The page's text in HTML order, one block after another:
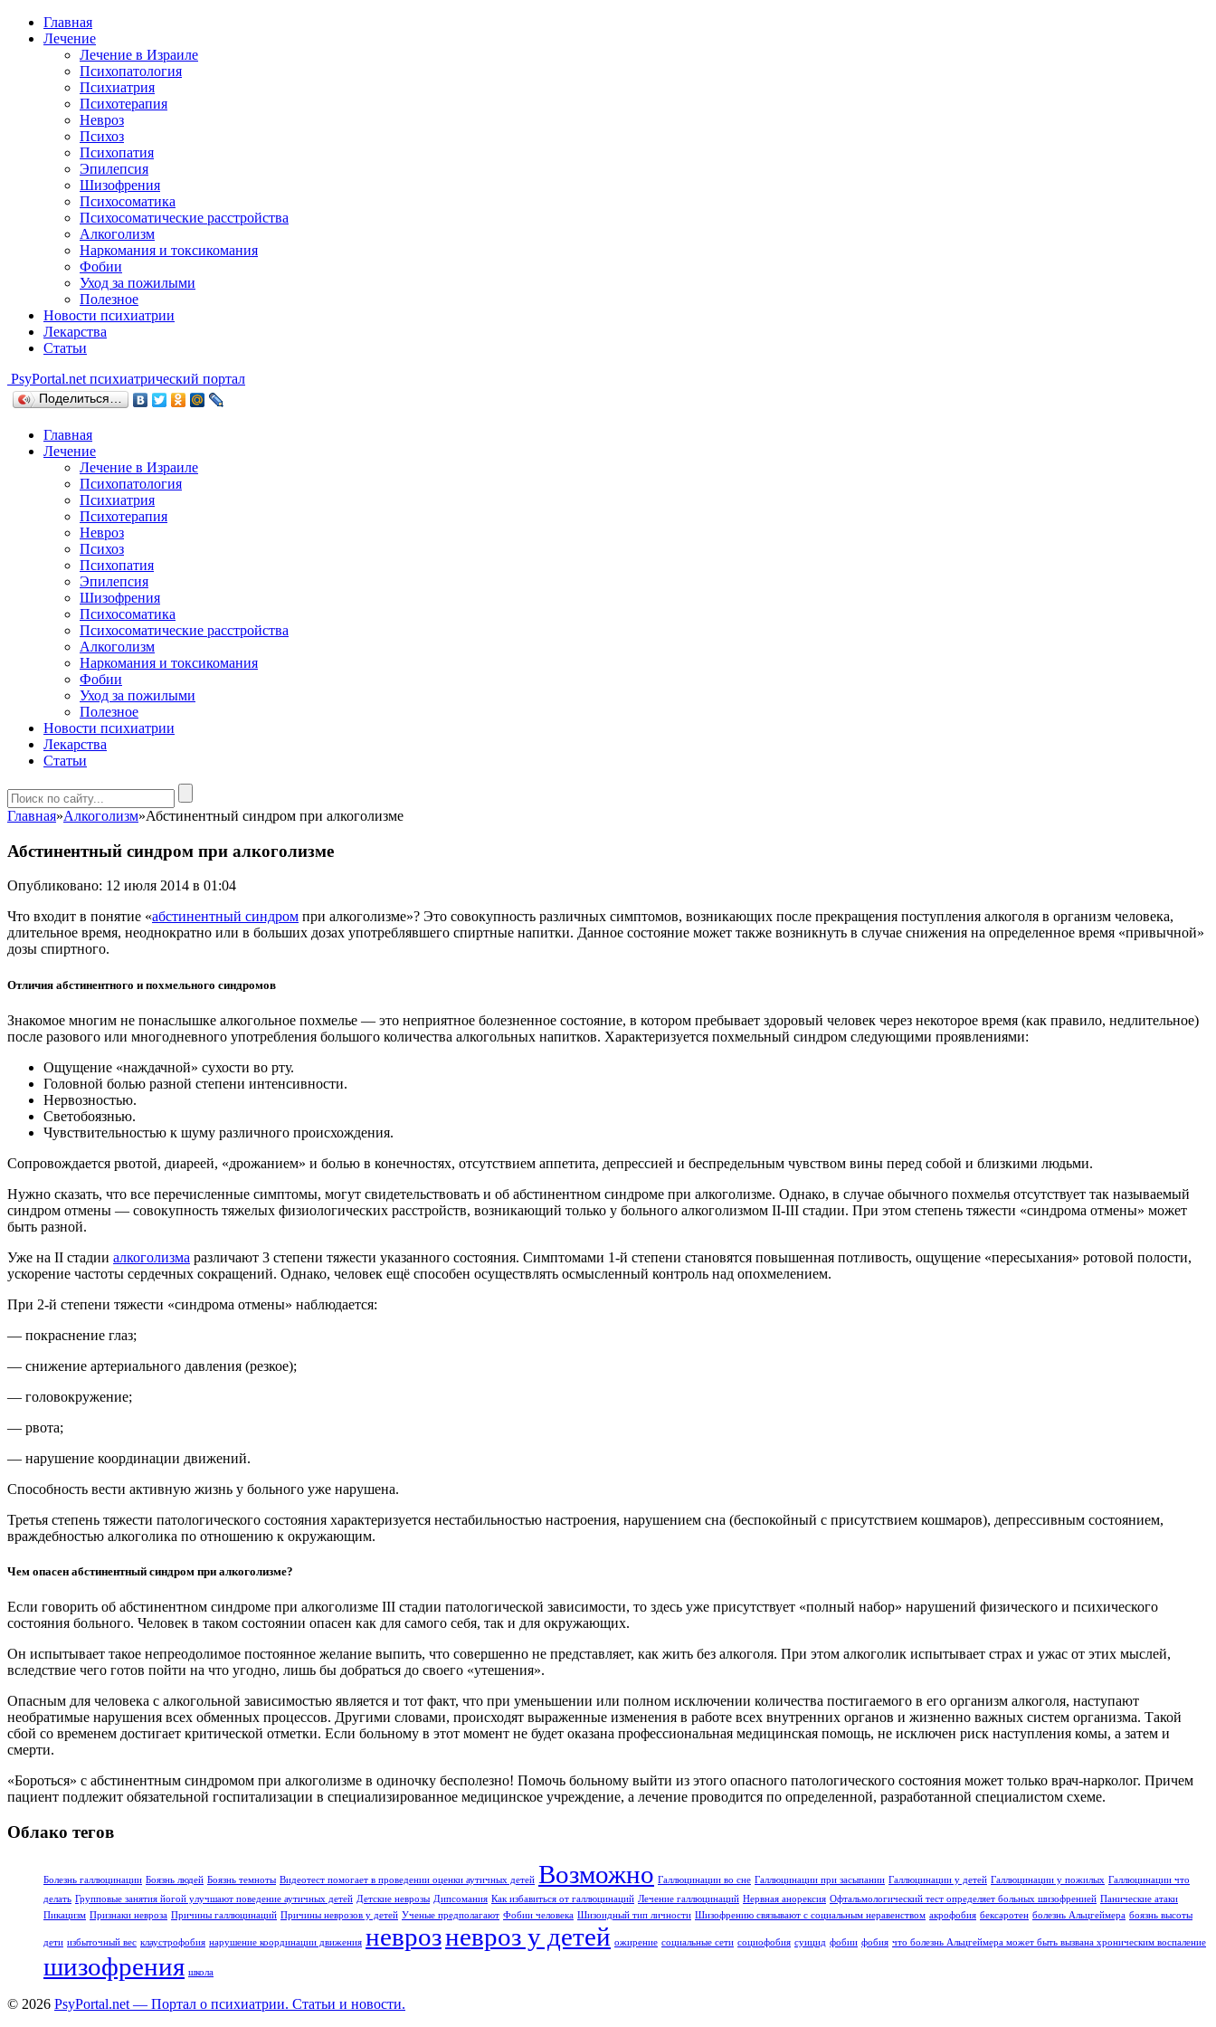
Главная
Лечение
Лечение в Израиле
Психопатология
Психиатрия
Психотерапия
Невроз
Психоз
Психопатия
Эпилепсия
Шизофрения
Психосоматика
Психосоматические расстройства
Алкоголизм
Наркомания и токсикомания
Фобии
Уход за пожилыми
Полезное
Новости психиатрии
Лекарства
Статьи
PsyPortal.net психиатрический портал
Поделиться…
Главная
Лечение
Лечение в Израиле
Психопатология
Психиатрия
Психотерапия
Невроз
Психоз
Психопатия
Эпилепсия
Шизофрения
Психосоматика
Психосоматические расстройства
Алкоголизм
Наркомания и токсикомания
Фобии
Уход за пожилыми
Полезное
Новости психиатрии
Лекарства
Статьи
Главная»Алкоголизм»Абстинентный синдром при алкоголизме
Абстинентный синдром при алкоголизме
Опубликовано: 12 июля 2014 в 01:04
Что входит в понятие «абстинентный синдром при алкоголизме»? Это совокупность различных симптомов, возникающих после прекращения поступления алкоголя в организм человека,
длительное время, неоднократно или в больших дозах употреблявшего спиртные напитки. Данное состояние может также возникнуть в случае снижения на определенное время «привычной»
дозы спиртного.
Отличия абстинентного и похмельного синдромов
Знакомое многим не понаслышке алкогольное похмелье — это неприятное болезненное состояние, в котором пребывает здоровый человек через некоторое время (как правило, недлительное)
после разового или многодневного употребления большого количества алкогольных напитков. Характеризуется похмельный синдром следующими проявлениями:
Ощущение «наждачной» сухости во рту.
Головной болью разной степени интенсивности.
Нервозностью.
Светобоязнью.
Чувствительностью к шуму различного происхождения.
Сопровождается рвотой, диареей, «дрожанием» и болью в конечностях, отсутствием аппетита, депрессией и беспредельным чувством вины перед собой и близкими людьми.
Нужно сказать, что все перечисленные симптомы, могут свидетельствовать и об абстинентном синдроме при алкоголизме. Однако, в случае обычного похмелья отсутствует так называемый
синдром отмены — совокупность тяжелых физиологических расстройств, возникающий только у больного алкоголизмом II-III стадии. При этом степень тяжести «синдрома отмены» может
быть разной.
Уже на II стадии алкоголизма различают 3 степени тяжести указанного состояния. Симптомами 1-й степени становятся повышенная потливость, ощущение «пересыхания» ротовой полости,
ускорение частоты сердечных сокращений. Однако, человек ещё способен осуществлять осмысленный контроль над опохмелением.
При 2-й степени тяжести «синдрома отмены» наблюдается:
— покраснение глаз;
— снижение артериального давления (резкое);
— головокружение;
— рвота;
— нарушение координации движений.
Способность вести активную жизнь у больного уже нарушена.
Третья степень тяжести патологического состояния характеризуется нестабильностью настроения, нарушением сна (беспокойный с присутствием кошмаров), депрессивным состоянием,
враждебностью алкоголика по отношению к окружающим.
Чем опасен абстинентный синдром при алкоголизме?
Если говорить об абстинентном синдроме при алкоголизме III стадии патологической зависимости, то здесь уже присутствует «полный набор» нарушений физического и психического
состояния больного. Человек в таком состоянии опасен как для самого себя, так и для окружающих.
Он испытывает такое непреодолимое постоянное желание выпить, что совершенно не представляет, как жить без алкоголя. При этом алкоголик испытывает страх и ужас от этих мыслей,
вследствие чего готов пойти на что угодно, лишь бы добраться до своего «утешения».
Опасным для человека с алкогольной зависимостью является и тот факт, что при уменьшении или полном исключении количества постигаемого в его организм алкоголя, наступают
необратимые нарушения всех обменных процессов. Другими словами, происходят выраженные изменения в работе всех внутренних органов и жизненно важных систем организма. Такой
сбой со временем достигает критической отметки. Если больному в этот момент не будет оказана профессиональная медицинская помощь, не исключен риск наступления комы, а затем и
смерти.
«Бороться» с абстинентным синдромом при алкоголизме в одиночку бесполезно! Помочь больному выйти из этого опасного патологического состояния может только врач-нарколог. Причем
пациент подлежит обязательной госпитализации в специализированное медицинское учреждение, а лечение проводится по определенной, разработанной специалистом схеме.
Облако тегов
Болезнь галлюцинации Боязнь людей Боязнь темноты Видеотест помогает в проведении оценки аутичных детей Возможно Галлюцинации во сне Галлюцинации при засыпании Галлюцинации у детей Галлюцинации у пожилых Галлюцинации что
делать Групповые занятия йогой улучшают поведение аутичных детей Детские неврозы Дипсомания Как избавиться от галлюцинаций Лечение галлюцинаций Нервная анорексия Офтальмологический тест определяет больных шизофренией Панические атаки
Пикацизм Признаки невроза Причины галлюцинаций Причины неврозов у детей Ученые предполагают Фобии человека Шизоидный тип личности Шизофрению связывают с социальным неравенством акрофобия бексаротен болезнь Альцгеймера боязнь высоты
дети избыточный вес клаустрофобия нарушение координации движения неврозневроз у детей ожирение социальные сети социофобия суицид фобии фобия что болезнь Альцгеймера может быть вызвана хроническим воспаление
шизофрения школа
© 2026 PsyPortal.net — Портал о психиатрии. Статьи и новости.